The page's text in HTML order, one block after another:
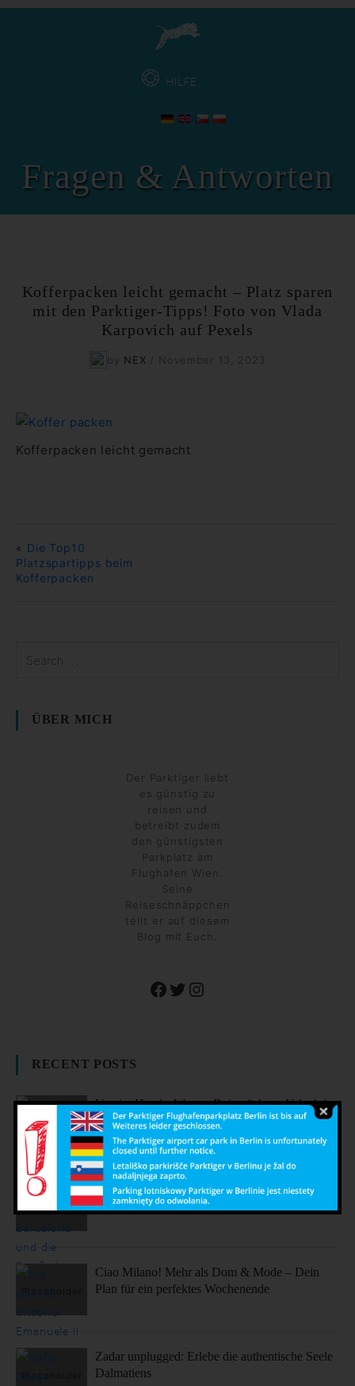
HILFE
Fragen & Antworten
Kofferpacken leicht gemacht – Platz sparen
mit den Parktiger-Tipps! Foto von Vlada
Karpovich auf Pexels
NEX
Kofferpacken leicht gemacht
« Die Top10
Platzspartipps beim
Kofferpacken
ÜBER MICH
Der Parktiger liebt
es günstig zu
reisen und
betreibt zudem
den günstigsten
Parkplatz am
Flughafen Wien.
Seine
Reiseschnäppchen
teilt er auf diesem
Blog mit Euch.
Facebook
TwitterInstagram
RECENT POSTS
Vergiss Hotels: Warum Dein nächster Urlaub in
einem dieser coolen Airbnbs stattfinden sollte.
Sonne, Stil, Sehenswürdigkeiten – So fühlt sich
Barcelona an
Ciao Milano! Mehr als Dom & Mode – Dein
Plan für ein perfektes Wochenende
Zadar unplugged: Erlebe die authentische Seele
Dalmatiens